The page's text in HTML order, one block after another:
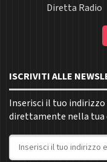
Diretta Radio
ISCRIVITI ALLE
Inserisci il tuo
direttamente nella tua
Indirizzo email